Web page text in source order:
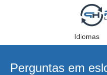
Idiomas
Perguntas em